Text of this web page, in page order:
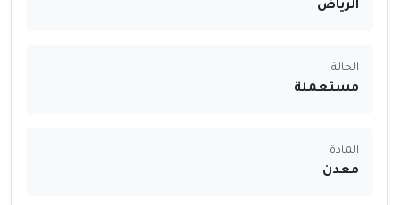
الرياض
الحالة
مستعملة
المادة
معدن